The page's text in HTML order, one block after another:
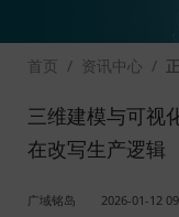
关于Geega
首页 / 资讯中心 /
三维建模与可视
在改写生产逻辑
广域铭岛 2026-01-12